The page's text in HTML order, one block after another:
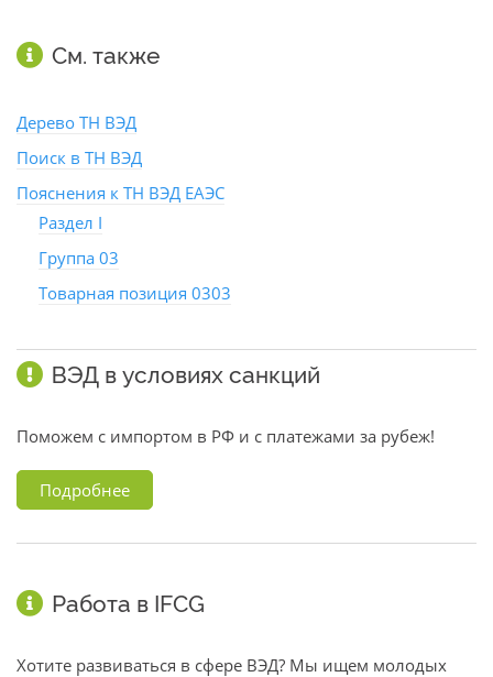
См. также
Дерево ТН ВЭД
Поиск в ТН ВЭД
Пояснения к ТН ВЭД ЕАЭС
Раздел I
Группа 03
Товарная позиция 0303
ВЭД в условиях санкций
Поможем с импортом в РФ и с платежами за рубеж!
Подробнее
Работа в IFCG
Хотите развиваться в сфере ВЭД? Мы ищем молодых